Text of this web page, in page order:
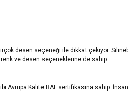
desen seçeneği ile dikkat çekiyor.
renk ve desen seçeneklerine de sahip.
Avrupa Kalite RAL sertifikasına sahip.